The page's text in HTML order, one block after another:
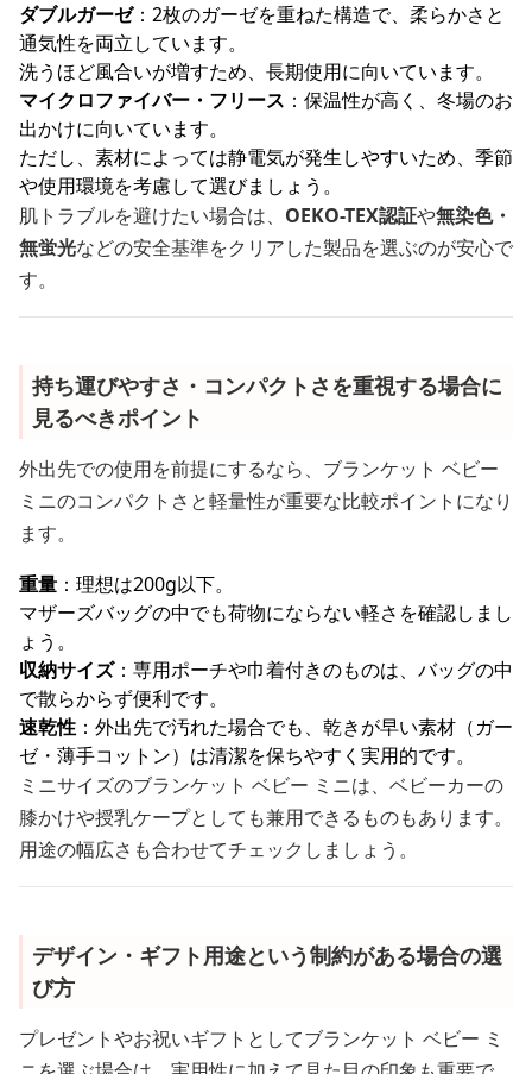
ダブルガーゼ：2枚のガーゼを重ねた構造で、柔らかさと
通気性を両立しています。
洗うほど風合いが増すため、長期使用に向いています。
マイクロファイバー・フリース ：保温性が高く、冬場のお
出かけに向いています。
ただし、素材によっては静電気が発生しやすいため、季節
や使用環境を考慮して選びましょう。
肌トラブルを避けたい場合は、 OEKO-TEX認証や無染色・
無蛍光などの安全基準をクリアした製品を選ぶのが安心で
す。
持ち運びやすさ・コンパクトさを重視する場合に
見るべきポイント
外出先での使用を前提にするなら、ブランケット ベビー
ミニのコンパクトさと軽量性が重要な比較ポイントになり
ます。
重量 ：理想は200g以下。
マザーズバッグの中でも荷物にならない軽さを確認しまし
ょう。
収納サイズ：専用ポーチや巾着付きのものは、バッグの中
で散らからず便利です。
速乾性 ：外出先で汚れた場合でも、乾きが早い素材（ガー
ゼ・薄手コットン）は清潔を保ちやすく実用的です。
ミニサイズのブランケット ベビー ミニは、ベビーカーの
膝かけや授乳ケープとしても兼用できるものもあります。
用途の幅広さも合わせてチェックしましょう。
デザイン・ギフト用途という制約がある場合の選
び方
プレゼントやお祝いギフトとしてブランケット ベビー ミ